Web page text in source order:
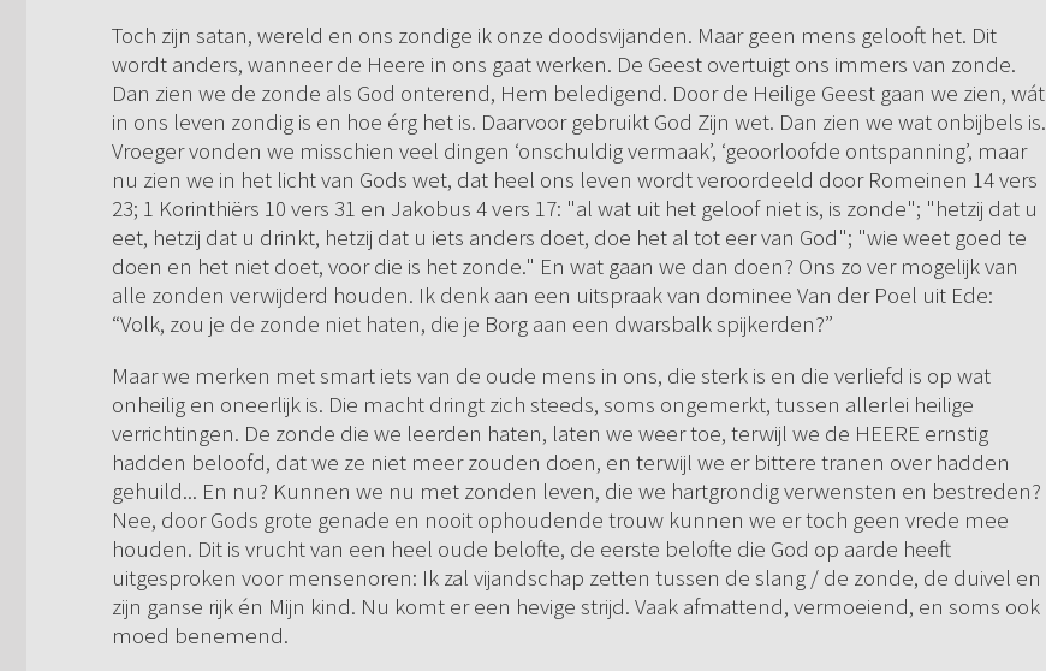
Toch zijn satan, wereld en ons zondige ik onze doodsvijanden. Maar geen mens gelooft het. Dit
wordt anders, wanneer de Heere in ons gaat werken. De Geest overtuigt ons immers van zonde.
Dan zien we de zonde als God onterend, Hem beledigend. Door de Heilige Geest gaan we zien, wát
in ons leven zondig is en hoe érg het is. Daarvoor gebruikt God Zijn wet. Dan zien we wat onbijbels is.
Vroeger vonden we misschien veel dingen ‘onschuldig vermaak’, ‘geoorloofde ontspanning’, maar
nu zien we in het licht van Gods wet, dat heel ons leven wordt veroordeeld door Romeinen 14 vers
23; 1 Korinthiërs 10 vers 31 en Jakobus 4 vers 17: "al wat uit het geloof niet is, is zonde"; "hetzij dat u
eet, hetzij dat u drinkt, hetzij dat u iets anders doet, doe het al tot eer van God"; "wie weet goed te
doen en het niet doet, voor die is het zonde." En wat gaan we dan doen? Ons zo ver mogelijk van
alle zonden verwijderd houden. Ik denk aan een uitspraak van dominee Van der Poel uit Ede:
“Volk, zou je de zonde niet haten, die je Borg aan een dwarsbalk spijkerden?”
Maar we merken met smart iets van de oude mens in ons, die sterk is en die verliefd is op wat
onheilig en oneerlijk is. Die macht dringt zich steeds, soms ongemerkt, tussen allerlei heilige
verrichtingen. De zonde die we leerden haten, laten we weer toe, terwijl we de HEERE ernstig
hadden beloofd, dat we ze niet meer zouden doen, en terwijl we er bittere tranen over hadden
gehuild... En nu? Kunnen we nu met zonden leven, die we hartgrondig verwensten en bestreden?
Nee, door Gods grote genade en nooit ophoudende trouw kunnen we er toch geen vrede mee
houden. Dit is vrucht van een heel oude belofte, de eerste belofte die God op aarde heeft
uitgesproken voor mensenoren: Ik zal vijandschap zetten tussen de slang / de zonde, de duivel en
zijn ganse rijk én Mijn kind. Nu komt er een hevige strijd. Vaak afmattend, vermoeiend, en soms ook
moed benemend.